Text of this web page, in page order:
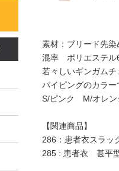
素材：ブリード先
混率 ポリエステ
若々しいギンガムチ
パイピングのカラー
S/ピンク M/オレ
【関連商品】
286：患者衣スラッ
285 : 患者衣 甚平